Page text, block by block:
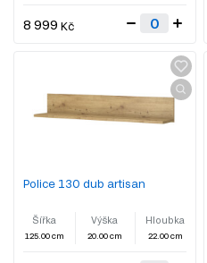
8 999 Kč
Police 130 dub artisan
Šířka
125.00 cm
Výška
20.00 cm
Hloubka
22.00 cm